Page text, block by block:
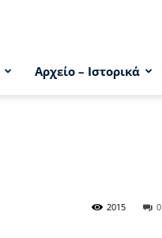
Αρχείο – Ιστορικά
0
2015